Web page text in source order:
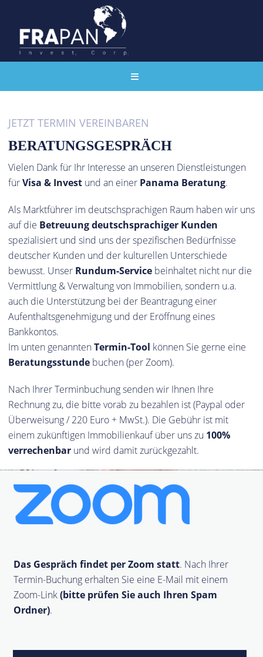
JETZT TERMIN VEREINBAREN
BERATUNGSGESPRÄCH
Vielen Dank für Ihr Interesse an unseren Dienstleistungen
fürVisa & Invest und an einer Panama Beratung.
Als Marktführer im deutschsprachigen Raum haben wir uns
auf die Betreuung deutschsprachiger Kunden
spezialisiert und sind uns der spezifischen Bedürfnisse
deutscher Kunden und der kulturellen Unterschiede
bewusst. Unser Rundum-Service beinhaltet nicht nur die
Vermittlung & Verwaltung von Immobilien, sondern u.a.
auch die Unterstützung bei der Beantragung einer
Aufenthaltsgenehmigung und der Eröffnung eines
Bankkontos.
Im unten genanntenTermin-Tool können Sie gerne eine
Beratungsstunde buchen (per Zoom).
Nach Ihrer Terminbuchung senden wir Ihnen Ihre
Rechnung zu, die bitte vorab zu bezahlen ist (Paypal oder
Überweisung / 220 Euro + MwSt.). Die Gebühr ist mit
einem zukünftigen Immobilienkauf über uns zu 100%
verrechenbar und wird damit zurückgezahlt.
Das Gespräch findet per Zoom statt. Nach Ihrer
Termin-Buchung erhalten Sie eine E-Mail mit einem
Zoom-Link(bitte prüfen Sie auch Ihren Spam
Ordner).